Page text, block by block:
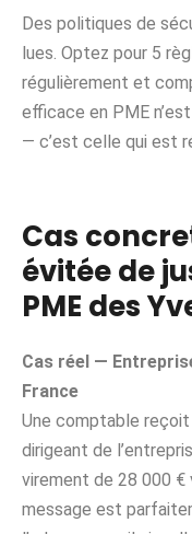
Des politiques de
lues. Optez pour 5
régulièrement et
efficace en PME
— c’est celle qui est
Cas
évitée de
PME des
Cas réel —
France
Une comptable reçoit
dirigeant de
virement de 28 000 €
message est